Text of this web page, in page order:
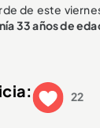
de este
33 años de
22